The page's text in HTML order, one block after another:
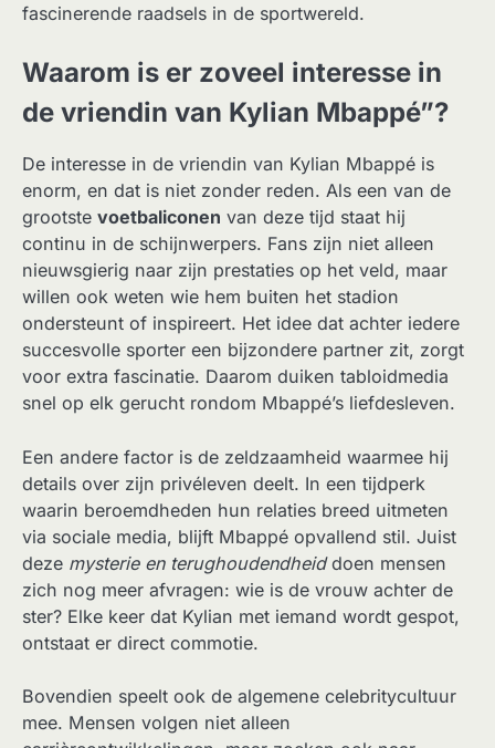
fascinerende raadsels in de sportwereld.
Waarom is er zoveel interesse in
de vriendin van Kylian Mbappé”?
De interesse in de vriendin van Kylian Mbappé is
enorm, en dat is niet zonder reden. Als een van de
grootste voetbaliconen van deze tijd staat hij
continu in de schijnwerpers. Fans zijn niet alleen
nieuwsgierig naar zijn prestaties op het veld, maar
willen ook weten wie hem buiten het stadion
ondersteunt of inspireert. Het idee dat achter iedere
succesvolle sporter een bijzondere partner zit, zorgt
voor extra fascinatie. Daarom duiken tabloidmedia
snel op elk gerucht rondom Mbappé’s liefdesleven.
Een andere factor is de zeldzaamheid waarmee hij
details over zijn privéleven deelt. In een tijdperk
waarin beroemdheden hun relaties breed uitmeten
via sociale media, blijft Mbappé opvallend stil. Juist
deze mysterie en terughoudendheiddoen mensen
zich nog meer afvragen: wie is de vrouw achter de
ster? Elke keer dat Kylian met iemand wordt gespot,
ontstaat er direct commotie.
Bovendien speelt ook de algemene celebritycultuur
mee. Mensen volgen niet alleen